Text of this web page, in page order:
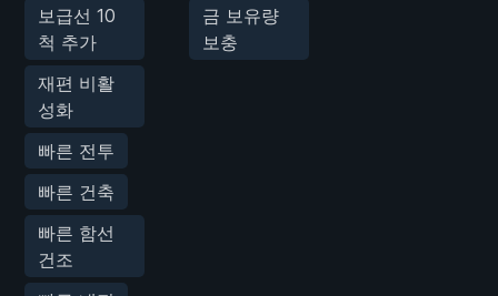
보급선 10
척 추가
재편 비활
성화
빠른 전투
빠른 건축
빠른 함선
건조
금 보유량
보충